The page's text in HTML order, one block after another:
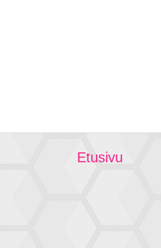
Etusivu